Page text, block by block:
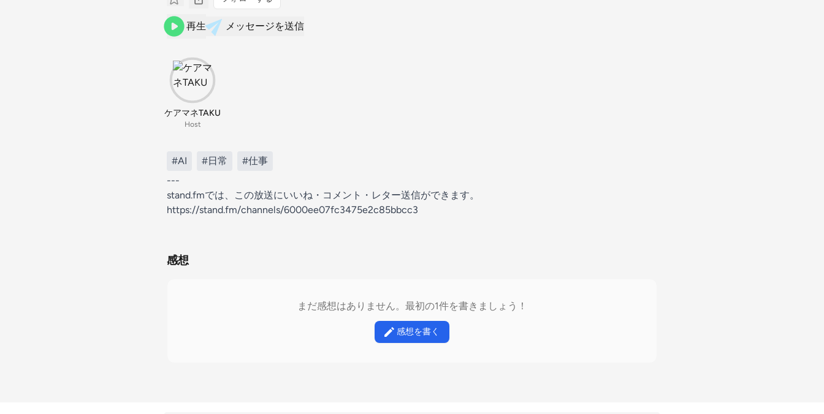
再生 メッセージを送信
ケアマネTAKU
Host
#AI #日常
#仕事
---
stand.fmでは、この放送にいいね・コメント・レター送信ができます。
https://stand.fm/channels/6000ee07fc3475e2c85bbcc3
感想
まだ感想はありません。最初の1件を書きましょう！
感想を書く